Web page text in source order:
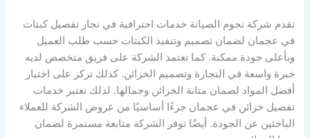
تقدم شركة نجوم الصيانة خدمات احترافية في نجار تفصيل كبتات
في عجمان لضمان تصميم وتنفيذ الكبتات حسب طلب العميل
وبأعلى جودة ممكنة. كما تعتمد الشركة على فريق متخصص لديه
خبرة واسعة في النجارة وتصميم الخزائن. كذلك تركز على اختيار
أفضل المواد لضمان متانة الخزائن وجمالها. لذلك تعتبر خدمات
تفصيل خزائن في عجمان جزءًا أساسيًا من عروض الشركة للعملاء
الباحثين عن الجودة. أيضًا توفر الشركة متابعة مستمرة لضمان